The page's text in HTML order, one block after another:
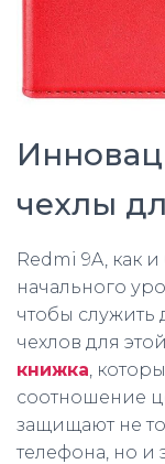
чехлы
Redmi 9A, как
начального
чтобы служить
чехлов для
книжка,
соотношение
защищают не
телефона, но и